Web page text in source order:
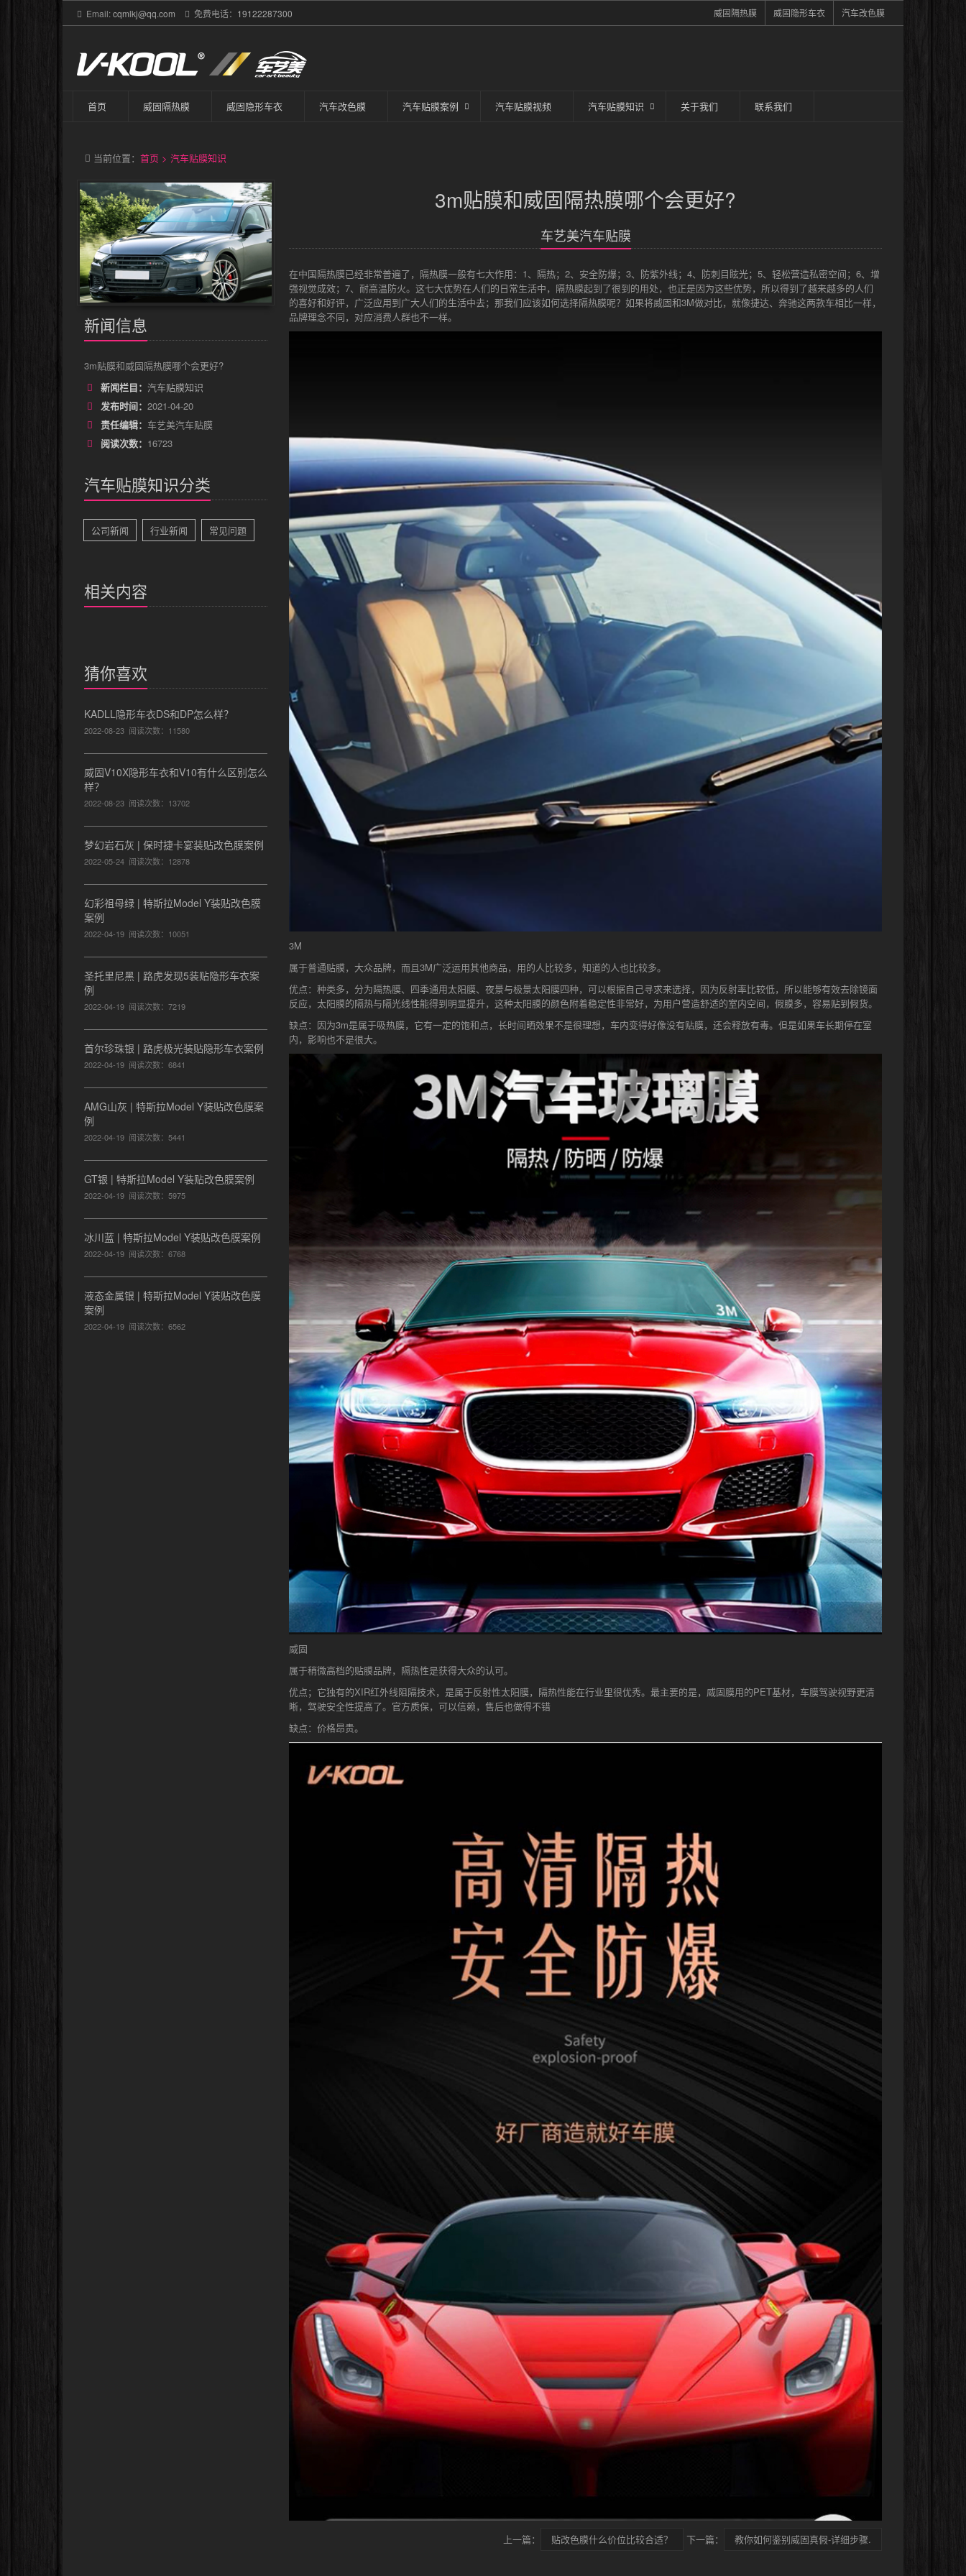
Email:cqmlkj@qq.com 免费电话： 19122287300 威固隔热膜 威固隐形车衣 汽车改色膜
首页 威固隔热膜 威固隐形车衣 汽车改色膜 汽车贴膜案例 汽车贴膜视频 汽车贴膜知识 关于我们 联系我们
当前位置： 首页 > 汽车贴膜知识
新闻信息
3m贴膜和威固隔热膜哪个会更好?
新闻栏目： 汽车贴膜知识
发布时间： 2021-04-20
责任编辑： 车艺美汽车贴膜
阅读次数： 16723
汽车贴膜知识分类
公司新闻 行业新闻 常见问题
相关内容
猜你喜欢
KADLL隐形车衣DS和DP怎么样？
2022-08-23 阅读次数：11580
威固V10X隐形车衣和V10有什么区别怎么
样？
2022-08-23 阅读次数：13702
梦幻岩石灰 | 保时捷卡宴装贴改色膜案例
2022-05-24 阅读次数：12878
幻彩祖母绿 | 特斯拉Model Y装贴改色膜
案例
2022-04-19 阅读次数：10051
圣托里尼黑 | 路虎发现5装贴隐形车衣案
例
2022-04-19 阅读次数：7219
首尔珍珠银 | 路虎极光装贴隐形车衣案例
2022-04-19 阅读次数：6841
AMG山灰 | 特斯拉Model Y装贴改色膜案
例
2022-04-19 阅读次数：5441
GT银 | 特斯拉Model Y装贴改色膜案例
2022-04-19 阅读次数：5975
冰川蓝 | 特斯拉Model Y装贴改色膜案例
2022-04-19 阅读次数：6768
液态金属银 | 特斯拉Model Y装贴改色膜
案例
2022-04-19 阅读次数：6562
3m贴膜和威固隔热膜哪个会更好?
车艺美汽车贴膜
在中国隔热膜已经非常普遍了，隔热膜一般有七大作用：1、隔热；2、安全防爆；3、防紫外线；4、防刺目眩光；5、轻松营造私密空间；6、增
强视觉成效；7、耐高温防火。这七大优势在人们的日常生活中，隔热膜起到了很到的用处，也正是因为这些优势，所以得到了越来越多的人们
的喜好和好评，广泛应用到广大人们的生活中去；那我们应该如何选择隔热膜呢？如果将威固和3M做对比，就像捷达、奔驰这两款车相比一样，
品牌理念不同，对应消费人群也不一样。
3M
属于普通贴膜，大众品牌，而且3M广泛运用其他商品，用的人比较多，知道的人也比较多。
优点：种类多，分为隔热膜、四季通用太阳膜、夜景与极景太阳膜四种，可以根据自己寻求来选择，因为反射率比较低，所以能够有效去除镜面
反应，太阳膜的隔热与隔光线性能得到明显提升，这种太阳膜的颜色附着稳定性非常好，为用户营造舒适的室内空间，假膜多，容易贴到假货。
缺点：因为3m是属于吸热膜，它有一定的饱和点，长时间晒效果不是很理想，车内变得好像没有贴膜，还会释放有毒。但是如果车长期停在室
内，影响也不是很大。
威固
属于稍微高档的贴膜品牌，隔热性是获得大众的认可。
优点；它独有的XIR红外线阻隔技术，是属于反射性太阳膜，隔热性能在行业里很优秀。最主要的是，威固膜用的PET基材，车膜驾驶视野更清
晰，驾驶安全性提高了。官方质保，可以信赖，售后也做得不错
缺点：价格昂贵。
上一篇： 贴改色膜什么价位比较合适？ 下一篇： 教你如何鉴别威固真假-详细步骤.